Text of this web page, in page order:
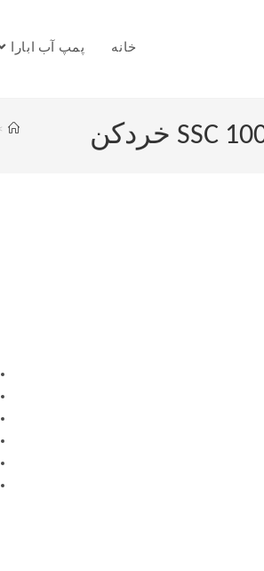
خانه پمپ آب ابارا